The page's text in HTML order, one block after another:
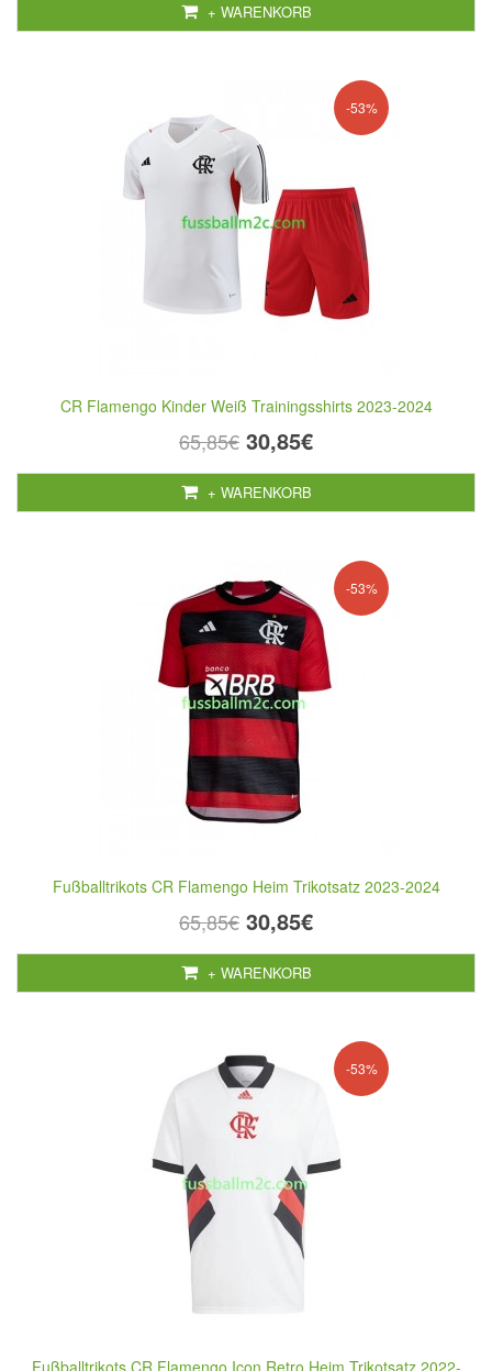
+ WARENKORB
-53%
CR Flamengo Kinder Weiß Trainingsshirts 2023-2024
65,85€ 30,85€
+ WARENKORB
-53%
Fußballtrikots CR Flamengo Heim Trikotsatz 2023-2024
65,85€ 30,85€
+ WARENKORB
-53%
Fußballtrikots CR Flamengo Icon Retro Heim Trikotsatz 2022-